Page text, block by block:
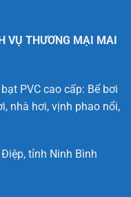
VỤ THƯƠNG MẠI MAI
PVC cao cấp: Bể bơi
nhà hơi, vịnh phao nổi,
Điệp, tỉnh Ninh Bình